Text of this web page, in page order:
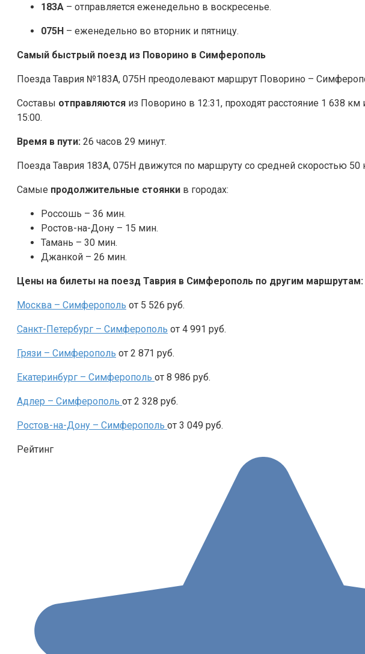
183А – отправляется еженедельно в воскресенье.
075Н – еженедельно во вторник и пятницу.
Самый быстрый поезд из Поворино в Симферополь
Поезда Таврия №183А, 075Н преодолевают маршрут Поворино –
Составы отправляются из Поворино в 12:31, проходят расстояние 1 638 км
15:00.
Время в пути: 26 часов 29 минут.
Поезда Таврия 183А, 075Н движутся по маршруту со средней скоростью
Самые продолжительные стоянки в городах:
Россошь – 36 мин.
Ростов-на-Дону – 15 мин.
Тамань – 30 мин.
Джанкой – 26 мин.
Цены на билеты на поезд Таврия в Симферополь по другим маршрутам:
Москва – Симферополь от 5 526 руб.
Санкт-Петербург – Симферополь от 4 991 руб.
Грязи – Симферополь от 2 871 руб.
Екатеринбург – Симферополь от 8 986 руб.
Адлер – Симферополь от 2 328 руб.
Ростов-на-Дону – Симферополь от 3 049 руб.
Рейтинг